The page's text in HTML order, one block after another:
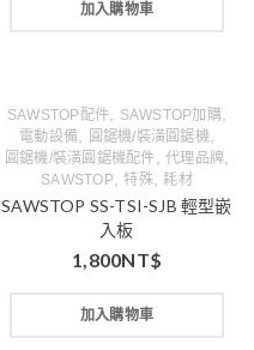
加入購物車
SAWSTOP配件 SAWSTOP加購,
電動設備 圓鋸機/裝潢圓鋸機
圓鋸機/裝潢圓鋸機配件 代理品牌
SAWSTOP ,特殊,耗材
SAWSTOP SS-TSI-SJB 輕型嵌
入板
1,800NT$
加入購物車